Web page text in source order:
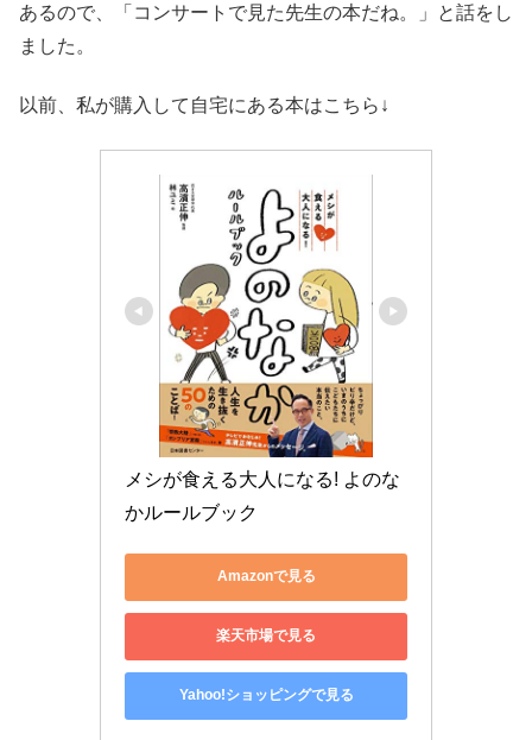
あるので、「コンサートで見た先生の本だね。」と話をし
ました。
以前、私が購入して自宅にある本はこちら↓
メシが食える大人になる! よのな
かルールブック
Amazonで見る
楽天市場で見る
Yahoo!ショッピングで見る